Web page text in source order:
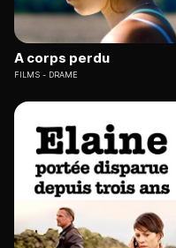
A corps perdu
FILMS DRAME